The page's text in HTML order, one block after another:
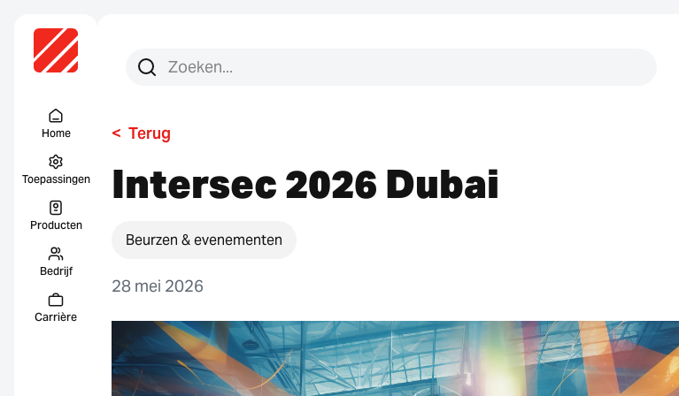
Home
Toepassingen
Producten
Bedrijf
Carrière
Zoeken:
Zoek op
< Terug
Intersec 2026 Dubai
Beurzen & evenementen
28 mei 2026